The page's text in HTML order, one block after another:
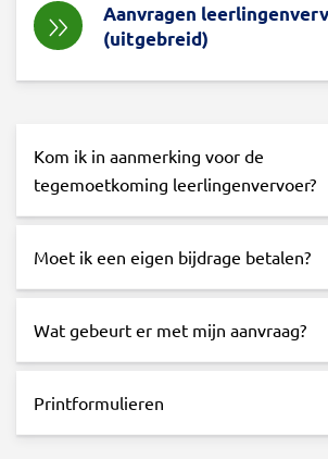
Aanvragen
(uitgebreid)
Kom ik in aanmerking voor de
tegemoetkoming leerlingenvervoer?
Moet ik een eigen bijdrage betalen?
Wat gebeurt er met mijn aanvraag?
Printformulieren